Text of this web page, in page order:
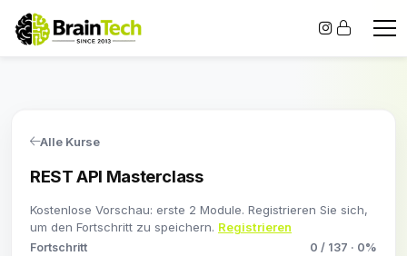
Alle Kurse
REST API Masterclass
Kostenlose Vorschau: erste 2 Module. Registrieren Sie sich,
um den Fortschritt zu speichern. Registrieren
Fortschritt 0 / 137 · 0%